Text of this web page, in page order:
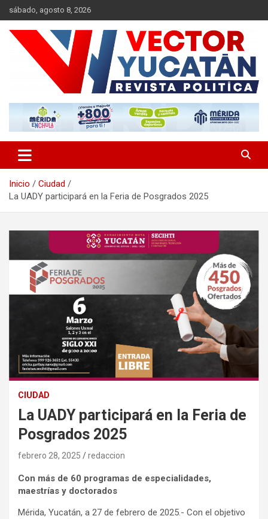
Saltar
al
contenido
sábado, agosto 8, 2026
Vector Yucatán
Inicio
Ciudad
La UADY participará en la Feria de Posgrados 2025
CIUDAD
La UADY participará en la Feria de
Posgrados 2025
febrero 28, 2025 redaccion
Con más de 60 programas de especialidades,
maestrías y doctorados
Mérida, Yucatán, a 27 de febrero de 2025.- Con el objetivo